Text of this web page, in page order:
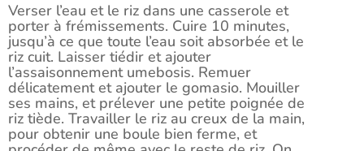
Verser l’eau et le riz dans une casserole et
porter à frémissements. Cuire 10 minutes,
jusqu’à ce que toute l’eau soit absorbée et le
riz cuit. Laisser tiédir et ajouter
l’assaisonnement umebosis. Remuer
délicatement et ajouter le gomasio. Mouiller
ses mains, et prélever une petite poignée de
riz tiède. Travailler le riz au creux de la main,
pour obtenir une boule bien ferme, et